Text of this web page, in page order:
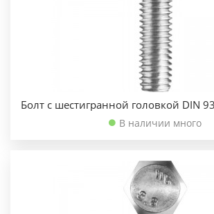
Болт с шестигранной головкой DIN
В наличии много